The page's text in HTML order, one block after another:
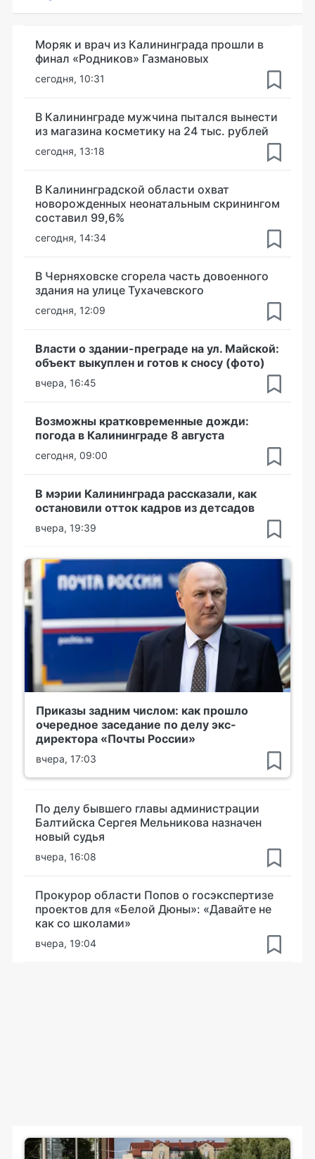
Моряк и врач из Калининграда прошли в
финал «Родников» Газмановых
сегодня, 10:31
В Калининграде мужчина пытался вынести
из магазина косметику на 24 тыс. рублей
сегодня, 13:18
В Калининградской области охват
новорожденных неонатальным скринингом
составил 99,6%
сегодня, 14:34
В Черняховске сгорела часть довоенного
здания на улице Тухачевского
сегодня, 12:09
Власти о здании-преграде на ул. Майской:
объект выкуплен и готов к сносу (фото)
вчера, 16:45
Возможны кратковременные дожди:
погода в Калининграде 8 августа
сегодня, 09:00
В мэрии Калининграда рассказали, как
остановили отток кадров из детсадов
вчера, 19:39
Приказы задним числом: как прошло
очередное заседание по делу экс-
директора «Почты России»
вчера, 17:03
По делу бывшего главы администрации
Балтийска Сергея Мельникова назначен
новый судья
вчера, 16:08
Прокурор области Попов о госэкспертизе
проектов для «Белой Дюны»: «Давайте не
как со школами»
вчера, 19:04